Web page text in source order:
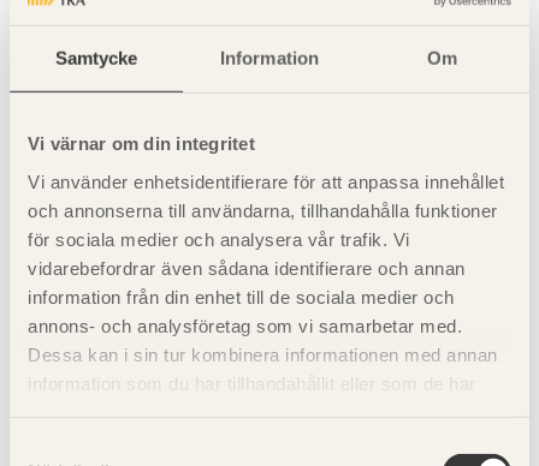
Samtycke Information Om
Vi värnar om din integritet
Vi använder enhetsidentifierare för att anpassa innehållet
och annonserna till användarna, tillhandahålla funktioner
för sociala medier och analysera vår trafik. Vi
vidarebefordrar även sådana identifierare och annan
information från din enhet till de sociala medier och
annons- och analysföretag som vi samarbetar med.
Dessa kan i sin tur kombinera informationen med annan
information som du har tillhandahållit eller som de har
Exempel 19: Förstärkning
av en balks upplag
Exempel 20: Balk med
urtag vid upplag
Exempel 21: Knutpunkt
med insvetsade plåtar och